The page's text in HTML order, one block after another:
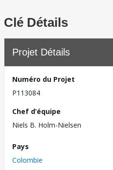
Clé Détails
Projet Détails
Numéro du Projet
P113084
Chef d’équipe
Niels B. Holm-Nielsen
Pays
Colombie